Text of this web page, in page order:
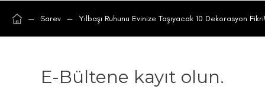
— Sarev — Yılbaşı Ruhunu Evinize Taşıyacak 10 Dekorasyon
E-Bültene kayıt olun.